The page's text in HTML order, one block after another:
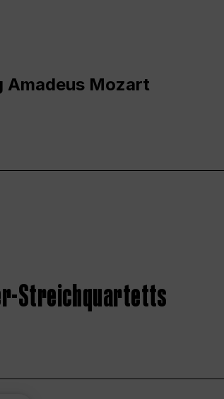
Amadeus Mozart
Streichquartetts